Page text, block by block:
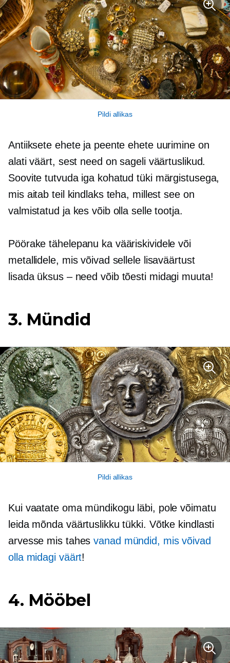
Pildi allikas
Antiiksete ehete ja peente ehete uurimine on
alati väärt, sest need on sageli väärtuslikud.
Soovite tutvuda iga kohatud tüki märgistusega,
mis aitab teil kindlaks teha, millest see on
valmistatud ja kes võib olla selle tootja.
Pöörake tähelepanu ka vääriskividele või
metallidele, mis võivad sellele lisaväärtust
lisada üksus – need võib tõesti midagi muuta!
3. Mündid
Pildi allikas
Kui vaatate oma mündikogu läbi, pole võimatu
leida mõnda väärtuslikku tükki. Võtke kindlasti
arvesse mis tahesvanad mündid, mis võivad
olla midagi väärt!
4. Mööbel